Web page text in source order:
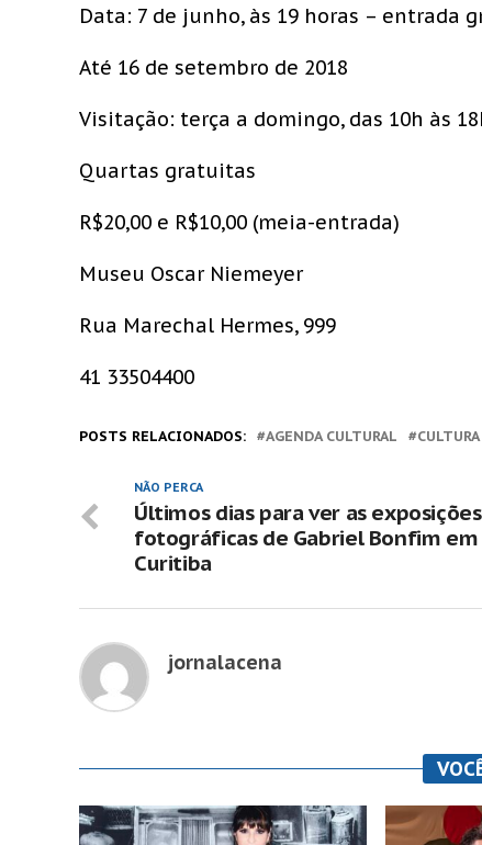
Data: 7 de junho, às 19 horas – entrada
Até 16 de setembro de 2018
Visitação: terça a domingo, das 10h às
Quartas gratuitas
R$20,00 e R$10,00 (meia-entrada)
Museu Oscar Niemeyer
Rua Marechal Hermes, 999
41 33504400
POSTS RELACIONADOS: AGENDA CULTURAL
NÃO PERCA
Últimos dias para ver as exposições
fotográficas de Gabriel Bonfim em
Curitiba
jornalacena